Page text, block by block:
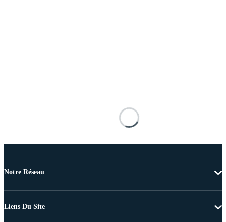
Notre Réseau
Liens Du Site